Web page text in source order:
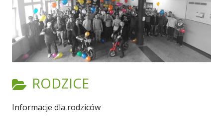
RODZICE
Informacje dla rodziców